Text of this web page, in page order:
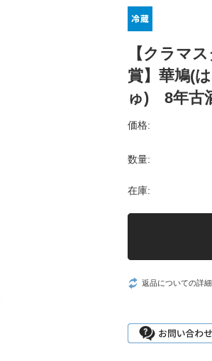
【クラマ
賞】華鳩(
ゅ) 8年古
価格:
数量:
在庫:
返品についての詳